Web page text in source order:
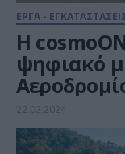
ΕΡΓΑ -
H
ψηφιακό
22.02.2024